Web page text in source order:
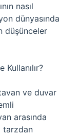
nasıl
dünyasında
düşünceler
Kullanılır?
ve duvar
arasında
tarzdan